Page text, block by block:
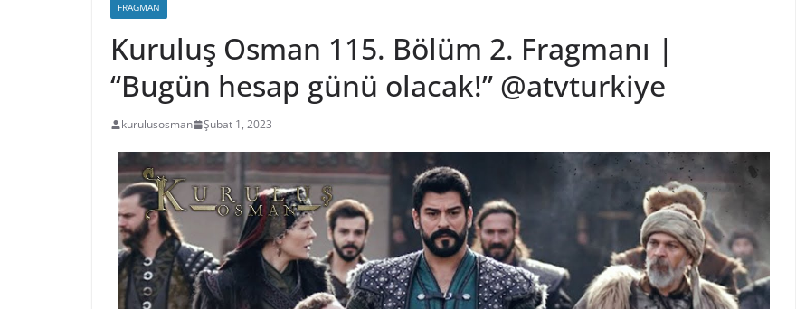
FRAGMAN
Kuruluş Osman 115. Bölüm 2. Fragmanı |
“Bugün hesap günü olacak!” @atvturkiye
kurulusosman Şubat 1, 2023